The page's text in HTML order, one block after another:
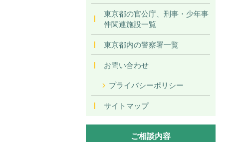
東京都の官公庁、刑事・少年事
件関連施設一覧
東京都内の警察署一覧
お問い合わせ
プライバシーポリシー
サイトマップ
ご相談内容